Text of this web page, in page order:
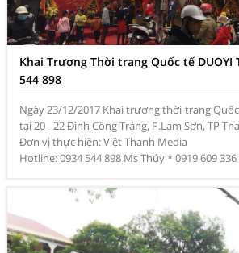
Khai Trương Thời trang Quốc tế DUOYI
544 898
Ngày 23/12/2017 Khai trương thời trang
tại 20 - 22 Đinh Công Tráng, P.Lam Sơn, TP
Đơn vị thực hiện: Việt Thanh Media
Hotline: 0934 544 898 Ms Thúy * 0919 609